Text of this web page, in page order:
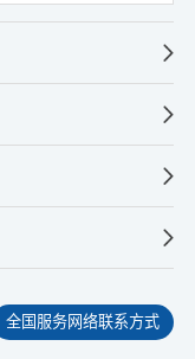
全国服务网络联系方式